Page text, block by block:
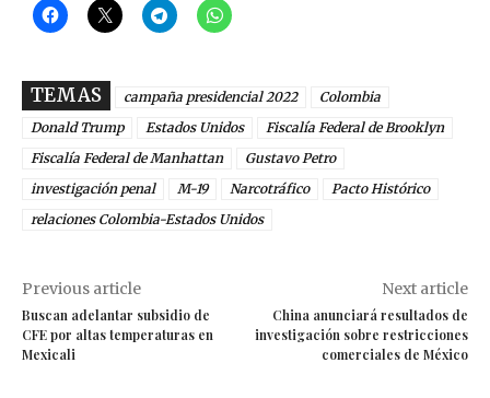
TEMAS campaña presidencial 2022
Colombia
Donald Trump
Estados Unidos
Fiscalía Federal de Brooklyn
Fiscalía Federal de Manhattan
Gustavo Petro
investigación penal
M-19 Narcotráfico
Pacto Histórico
relaciones Colombia-Estados Unidos
Previous article
Buscan adelantar subsidio de
CFE por altas temperaturas en
Mexicali
Next article
China anunciará resultados de
investigación sobre restricciones
comerciales de México